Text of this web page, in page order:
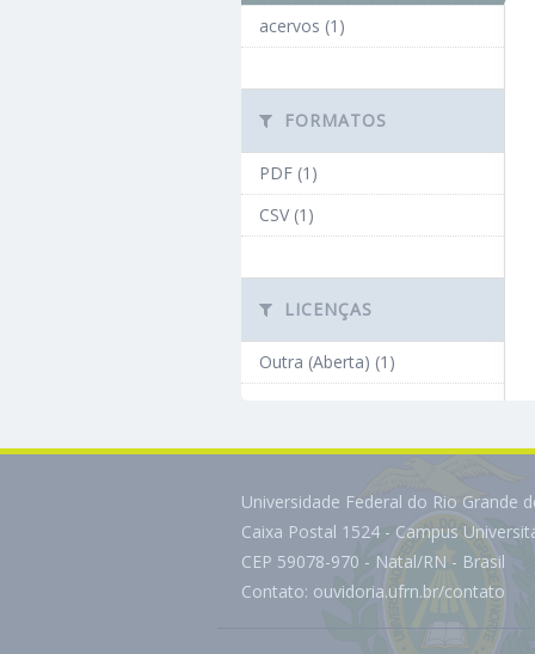
acervos (1)
FORMATOS
PDF (1)
CSV (1)
LICENÇAS
Outra (Aberta) (1)
Universidade Federal do Rio Grande
Caixa Postal 1524 - Campus
CEP 59078-970 - Natal/RN - Brasil
Contato: ouvidoria.ufrn.br/contato